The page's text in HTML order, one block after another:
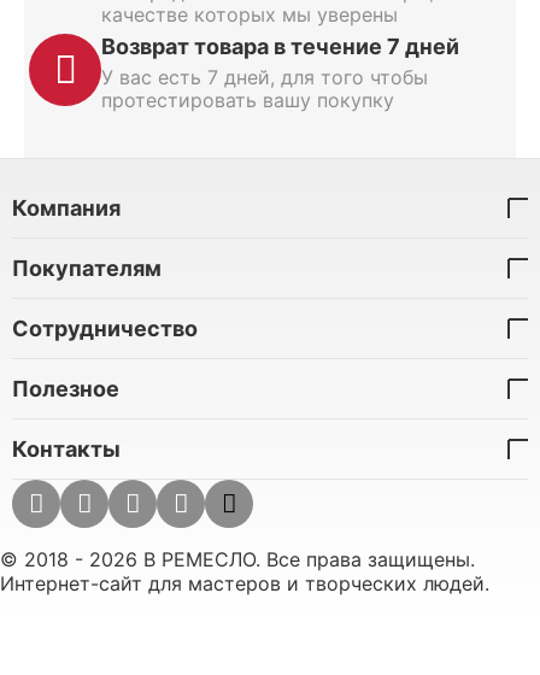
качестве которых мы уверены
Возврат товара в течение 7 дней
У вас есть 7 дней, для того чтобы
протестировать вашу покупку
Компания
Покупателям
Сотрудничество
Полезное
Контакты
© 2018 - 2026 В РЕМЕСЛО. Все права защищены.
Интернет-сайт для мастеров и творческих людей.